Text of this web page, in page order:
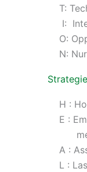
T:
I:
O:
N:
H :
E :
A :
L :